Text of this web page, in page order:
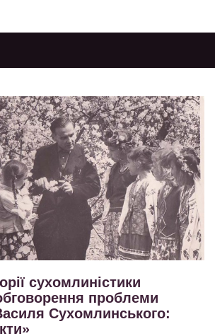
сухомлиністики
проблеми
Сухомлинського: